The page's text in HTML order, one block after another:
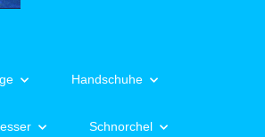
Handschuhe
Schnorchel